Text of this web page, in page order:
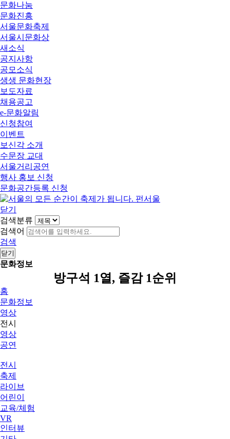
문화나눔
문화진흥
서울문화축제
서울시문화상
새소식
공지사항
공모소식
생생 문화현장
보도자료
채용공고
e-문화알림
신청참여
이벤트
보신각 소개
수문장 교대
서울거리공연
행사 홍보 신청
문화공간등록 신청
닫기
검색분류
검색어
검색
닫기
문화정보
방구석 1열, 즐감 1순위
홈
문화정보
영상
전시
영상
공연
전시
축제
라이브
어린이
교육/체험
VR
인터뷰